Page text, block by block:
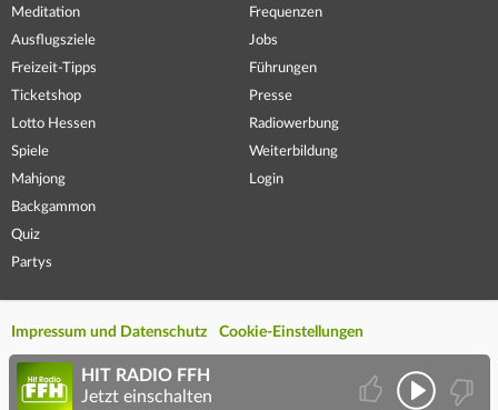
Meditation
Ausflugsziele
Freizeit-Tipps
Ticketshop
Lotto Hessen
Spiele
Mahjong
Backgammon
Quiz
Partys
Frequenzen
Jobs
Führungen
Presse
Radiowerbung
Weiterbildung
Login
Impressum und Datenschutz Cookie-Einstellungen
HIT RADIO FFH
Jetzt einschalten